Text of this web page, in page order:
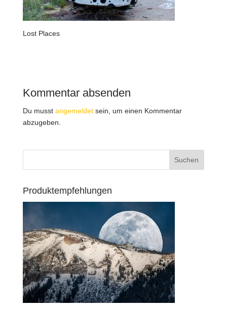
Lost Places
Kommentar absenden
Du musst angemeldetsein, um einen Kommentar
abzugeben.
Produktempfehlungen